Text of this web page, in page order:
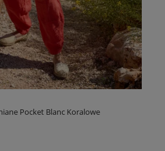
Pocket Blanc Koralowe